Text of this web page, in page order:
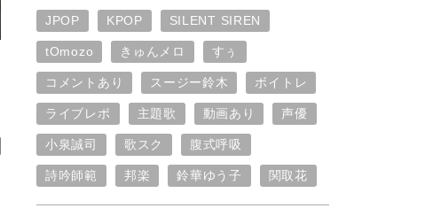
JPOP KPOP SILENT SIREN
tOmozo きゅんメロ すぅ
コメントあり スージー鈴木 ボイトレ
ライブレポ 主題歌 動画あり 声優
小泉誠司 歌スク 腹式呼吸
詩吟師範 邦楽 鈴華ゆう子 関取花